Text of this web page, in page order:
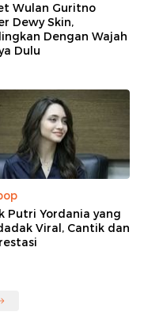
Wulan Guritno
Dewy Skin,
Dengan Wajah
Dulu
Putri Yordania yang
Viral, Cantik dan